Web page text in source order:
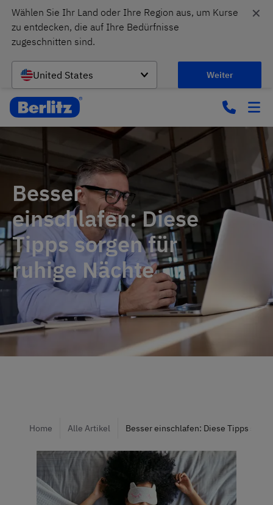
Wählen Sie Ihr Land oder Ihre Region aus, um Kurse
zu entdecken, die auf Ihre Bedürfnisse
zugeschnitten sind.
United States Weiter
✕
Besser
einschlafen: Diese
Tipps sorgen für
ruhige Nächte
Home Alle Artikel Besser einschlafen: Diese Tipps